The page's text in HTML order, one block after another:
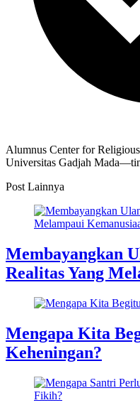
Alumnus Center for
Universitas Gadjah
Post Lainnya
Membayangkan
Realitas Yang
Mengapa Kita
Keheningan?